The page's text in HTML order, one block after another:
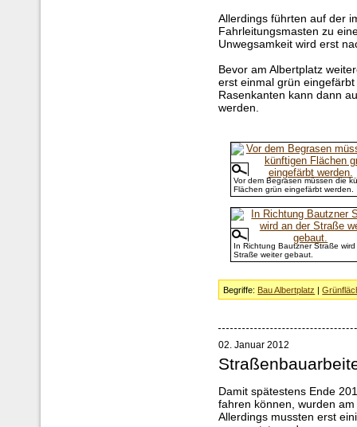
Allerdings führten auf der
Fahrleitungsmasten zu
Unwegsamkeit wird erst
Bevor am Albertplatz
erst einmal grün
Rasenkanten kann dann
werden.
Vor dem Begrasen müssen die
Flächen grün eingefärbt werden.
In Richtung Bautzner Straße
Straße weiter gebaut.
Begriffe: Bau Albertplatz |
02. Januar 2012
Damit spätestens Ende
fahren können, wurden
Allerdings mussten erst